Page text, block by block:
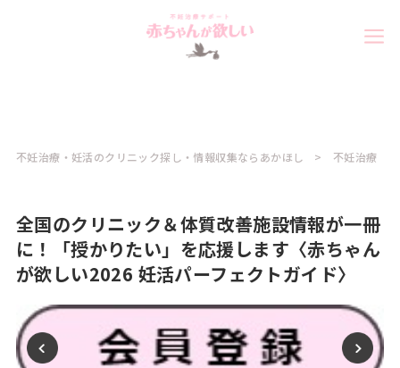
不妊治療・妊活のクリニック探し・情報収集ならあかほし 不妊治療
全国のクリニック＆体質改善施設情報が一冊
に！「授かりたい」を応援します〈赤ちゃん
が欲しい2026 妊活パーフェクトガイド〉